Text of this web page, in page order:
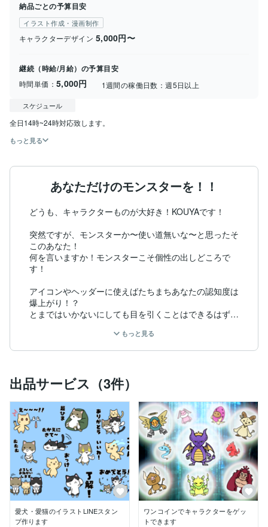
納品ごとの予算目安
イラスト作成・漫画制作
キャラクターデザイン 5,000円〜
継続（時給/月給）の予算目安
時間単価： 5,000円 1週間の稼働日数：週5日以上
スケジュール
もっと見る
あなただけのモンスターを！！
どうも、キャラクターものが大好き！KOUYAです！
突然ですが、モンスターか〜使い道無いな〜と思ったそ
このあなた！
何を言いますか！モンスターこそ個性の出しどころで
す！
アイコンやヘッダーに使えばたちまちあなたの認知度は
爆上がり！？
とまではいかないにしても目を引くことはできるはず！
一緒にオリジナルモンスターを作ってみませんか？
気になった方はお気軽にご相談ください！
もっと見る
出品サービス（3件）
愛犬・愛猫のイラストLINEスタン
プ作ります
ワンコインでキャラクターをゲッ
トできます